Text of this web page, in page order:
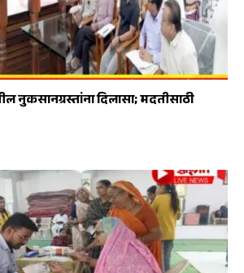
नुकसानग्रस्तांना दिलासा; मदतीसाठी